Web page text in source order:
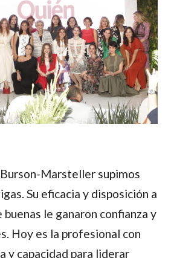
Marsteller supimos
Su eficacia y disposición a
le ganaron confianza y
Hoy es la profesional con
y capacidad para liderar